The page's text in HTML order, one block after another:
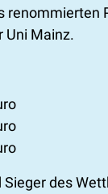
renommierten
Uni Mainz.
Sieger des